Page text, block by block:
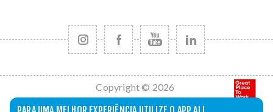
Copyright © 2026
All Nations. Todos